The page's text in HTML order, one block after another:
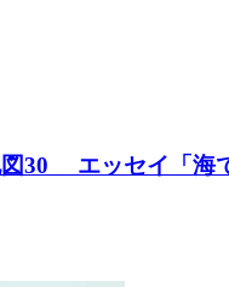
30 エッセイ「